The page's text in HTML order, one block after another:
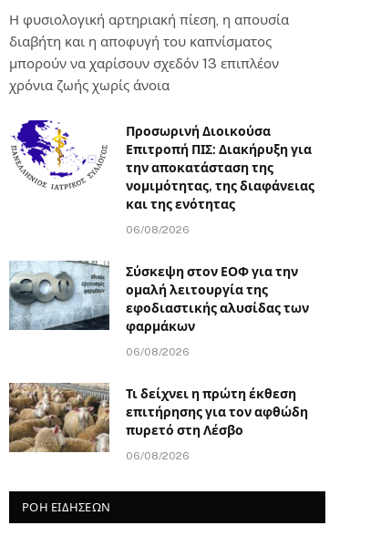
Η φυσιολογική αρτηριακή πίεση, η απουσία
διαβήτη και η αποφυγή του καπνίσματος
μπορούν να χαρίσουν σχεδόν 13 επιπλέον
χρόνια ζωής χωρίς άνοια
Προσωρινή Διοικούσα
Επιτροπή ΠΙΣ: Διακήρυξη για
την αποκατάσταση της
νομιμότητας, της διαφάνειας
και της ενότητας
06/08/2026
Σύσκεψη στον ΕΟΦ για την
ομαλή λειτουργία της
εφοδιαστικής αλυσίδας των
φαρμάκων
06/08/2026
Τι δείχνει η πρώτη έκθεση
επιτήρησης για τον αφθώδη
πυρετό στη Λέσβο
06/08/2026
ΡΟΗ ΕΙΔΗΣΕΩΝ